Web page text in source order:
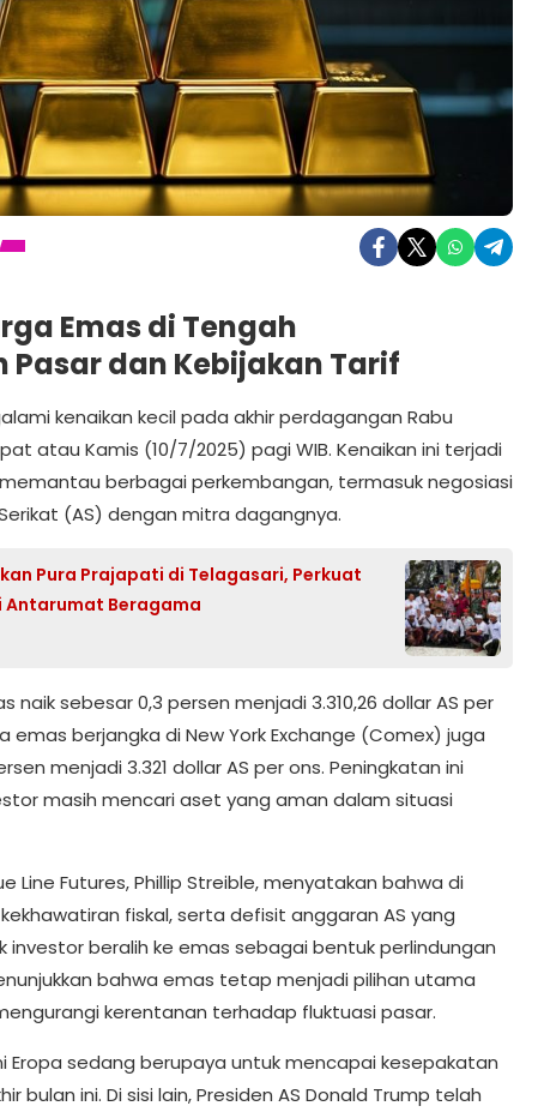
Emas di Tengah
dan Kebijakan Tarif
kenaikan kecil pada akhir perdagangan Rabu
atau Kamis (10/7/2025) pagi WIB. Kenaikan ini terjadi
berbagai perkembangan, termasuk negosiasi
(AS) dengan mitra dagangnya.
Pura Prajapati di Telagasari, Perkuat
Antarumat Beragama
naik sebesar 0,3 persen menjadi 3.310,26 dollar AS per
emas berjangka di New York Exchange (Comex) juga
menjadi 3.321 dollar AS per ons. Peningkatan ini
masih mencari aset yang aman dalam situasi
Line Futures, Phillip Streible, menyatakan bahwa di
fiskal, serta defisit anggaran AS yang
investor beralih ke emas sebagai bentuk perlindungan
bahwa emas tetap menjadi pilihan utama
kerentanan terhadap fluktuasi pasar.
Eropa sedang berupaya untuk mencapai kesepakatan
bulan ini. Di sisi lain, Presiden AS Donald Trump telah